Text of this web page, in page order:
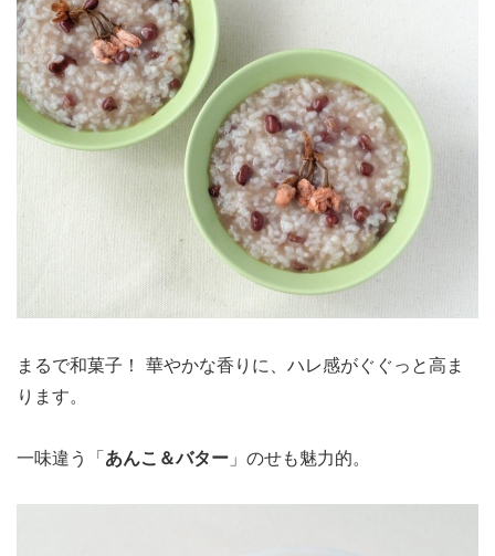
まるで和菓子！ 華やかな香りに、ハレ感がぐぐっと高ま
ります。
一味違う「あんこ＆バター 」のせも魅力的。